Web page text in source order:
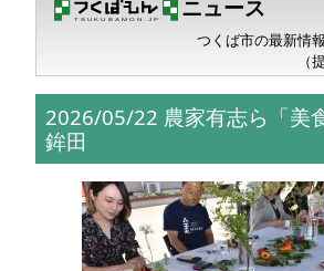
ニュース
つくば市の最新情
（
2026/05/22 農家有志ら「美
鉾田